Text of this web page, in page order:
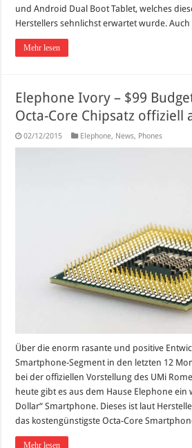
und Android Dual Boot Tablet, welches
Herstellers sehnlichst erwartet wurde. Auch
Mehr lesen
Elephone Ivory – $99
Octa-Core Chipsatz offiziell
02/12/2015 Elephone, News, Phones
Über die enorm rasante und positive
Smartphone-Segment in den letzten 12
bei der offiziellen Vorstellung des UMi
heute gibt es aus dem Hause Elephone ein
Dollar“ Smartphone. Dieses ist laut
das kostengünstigste Octa-Core
Mehr lesen